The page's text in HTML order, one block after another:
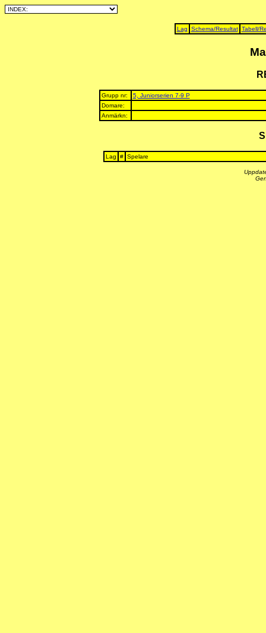
Lag Schema/Resultat Tabell/
Grupp nr:
5, Juniorserien 7-9 P
Domare:
Anmärkn:
Lag # Spelare